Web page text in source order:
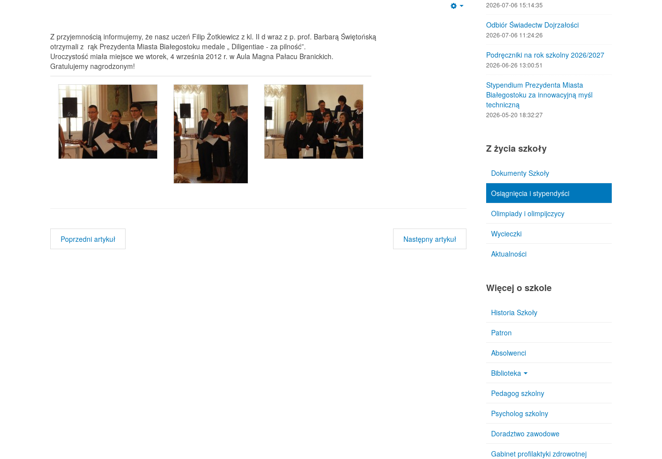
Z przyjemnością informujemy, że nasz uczeń Filip Żotkiewicz z kl. II d wraz z p. prof. Barbarą Świętońską
otrzymali z rąk Prezydenta Miasta Białegostoku medale „ Diligentiae - za pilność”.
Uroczystość miała miejsce we wtorek, 4 września 2012 r. w Aula Magna Pałacu Branickich.
Gratulujemy nagrodzonym!
Poprzedni artykuł Następny artykuł
2026-07-06 15:14:35
Odbiór Świadectw Dojrzałości
2026-07-06 11:24:26
Podręczniki na rok szkolny 2026/2027
2026-06-26 13:00:51
Stypendium Prezydenta Miasta
Białegostoku za innowacyjną myśl
techniczną
2026-05-20 18:32:27
Z życia szkoły
Dokumenty Szkoły
Osiągnięcia i stypendyści
Olimpiady i olimpijczycy
Wycieczki
Aktualności
Więcej o szkole
Historia Szkoły
Patron
Absolwenci
Biblioteka
Pedagog szkolny
Psycholog szkolny
Doradztwo zawodowe
Gabinet profilaktyki zdrowotnej